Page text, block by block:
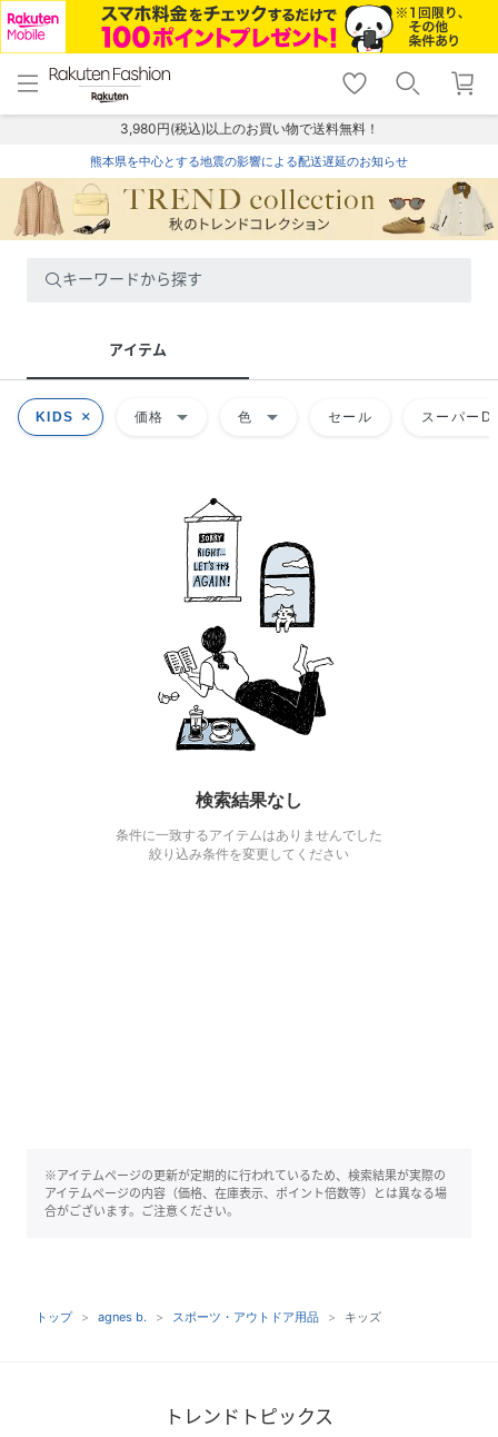
menu home
トップ
shopping_cart lock_outline
ログイン
3,980円(税込)以上のお買い物で送料無料！
熊本県を中心とする地震の影響による配送遅延のお知らせ
キーワードから探す
アイテム
KIDS 価格 arrow_drop_down 色 arrow_drop_down セール スーパー
検索結果なし
条件に一致するアイテムはありませんでした
絞り込み条件を変更してください
※アイテムページの更新が定期的に行われているため、検索結果が実際の
アイテムページの内容（価格、在庫表示、ポイント倍数等）とは異なる場
合がございます。ご注意ください。
トップ agnes b. スポーツ・アウトドア用品 キッズ
トレンドトピックス